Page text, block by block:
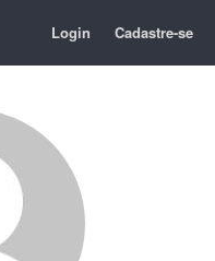
Login Cadastre-se